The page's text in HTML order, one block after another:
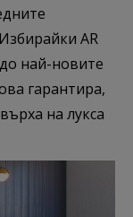
AR
най-новите
гарантира,
на лукса